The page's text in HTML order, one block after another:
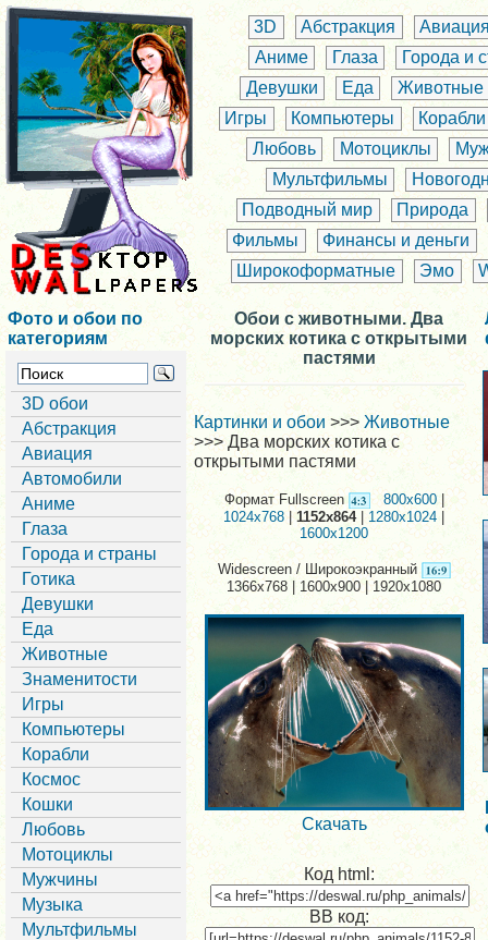
3D Абстракция
Аниме
Глаза
Города и
Девушки
Еда
Животные
Игры
Компьютеры
Корабли
Любовь
Мотоциклы
Мультфильмы
Подводный мир
Природа
Фильмы
Финансы и деньги
Широкоформатные
Эмо
Фото и обои по
категориям
3D обои
Абстракция
Авиация
Автомобили
Аниме
Глаза
Города и страны
Готика
Девушки
Еда
Животные
Знаменитости
Игры
Компьютеры
Корабли
Космос
Кошки
Любовь
Мотоциклы
Мужчины
Музыка
Мультфильмы
Обои с животными. Два
морских котика с открытыми
пастями
Картинки и обои >>> Животные
>>> Два морских котика с
открытыми пастями
Формат Fullscreen 800x600
1024x768|1152x864| 1280x1024
1600x1200
Widescreen / Широкоэкранный
1366x768 | 1600x900 | 1920x1080
Скачать
Код html:
BB код: